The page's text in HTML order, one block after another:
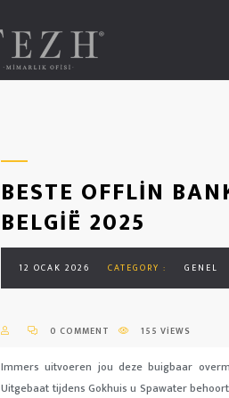
BESTE OFFLIN
BELGIË 2025
12 OCAK 2026 CATEGORY : GENEL
0 COMMENT 155 VIEWS
Immers uitvoeren jou deze buigbaar
Uitgebaat tijdens Gokhuis u Spawater